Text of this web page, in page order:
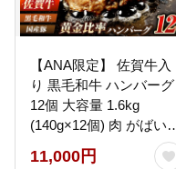
【ANA限定】 佐賀牛入
り 黒毛和牛 ハンバーグ
12個 大容量 1.6kg
(140g×12個) 肉 がばい
ーぐ 吉野ヶ里町/石丸食
肉産業[FBX005]
11,000円